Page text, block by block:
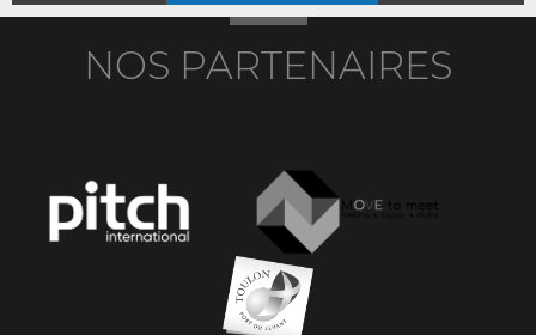
NOS PARTENAIRES